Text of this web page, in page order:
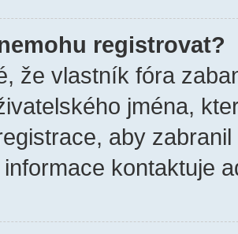
registrovat?
že vlastník fóra
jména,
aby
kontaktuje